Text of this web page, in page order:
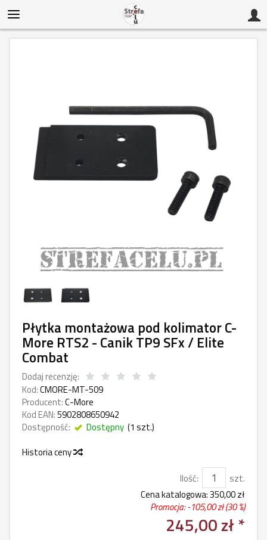
Płytka montażowa pod kolimator C-
More RTS2 - Canik TP9 SFx / Elite
Combat
Dodaj recenzję:
Kod:CMORE-MT-509
Producent:C-More
Kod EAN:5902808650942
Dostępność:
Dostępny (1 szt.)
Historia ceny
Ilość:
szt.
Cena katalogowa:350,00 zł
Promocja: -105,00 zł(30 %)
245,00 zł *